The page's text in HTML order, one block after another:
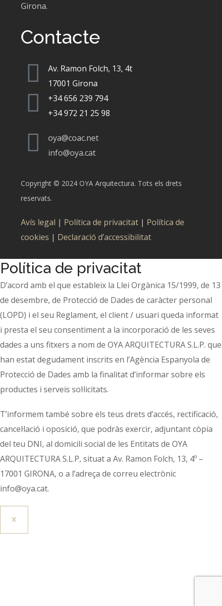
Girona.
Contacte
Av. Ramon Folch, 13, 4t
17001 Girona
+34 656 239 794
+34 972 21 25 98
oya@coac.net
info@oya.cat
Copyright © 2024 OYA Arquitectura. Tots els drets
reservats.
Avís legal | Política de privacitat | Política de
cookies | Declaració d’accessibilitat
Política de privacitat
D’acord amb el que estableix la Llei Orgànica 15/1999, de 13
de desembre, de Protecció de Dades de caràcter personal
(LOPD) i el seu Reglament, el client / usuari queda informat
i presta el seu consentiment a la incorporació de les seves
dades a uns fitxers a nom de OYA ARQUITECTURA S.L.P. que
han estat degudament inscrits en l’Agència Espanyola de
Protecció de Dades amb la finalitat d’informar sobre els
productes i serveis sol·licitats.
T’informem també sobre els teus drets d’accés, rectificació,
cancel·lació i oposició, que podràs exercir, adjuntant còpia
del teu DNI, al domicili social de les Entitats de OYA
ARQUITECTURA S.L.P, situat a Av. Ramon Folch, 13, 4º –
17001 GIRONA, o a l’adreça de correu electrònic
info@oya.cat.
X